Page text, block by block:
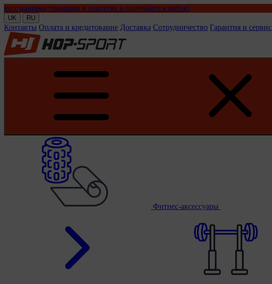
товарами в соцсетях и получайте кэшбэк!
UK RU
Контакты Оплата и кредитование Доставка Сотрудничество Гарантия и сервис
Фитнес-аксессуары